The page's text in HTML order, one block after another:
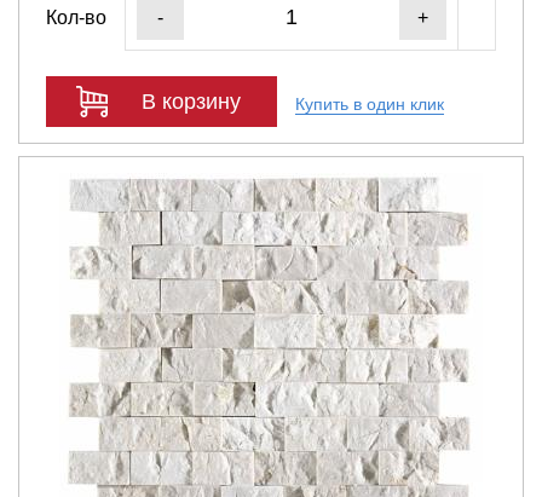
Кол-во - +
В корзину Купить в один клик